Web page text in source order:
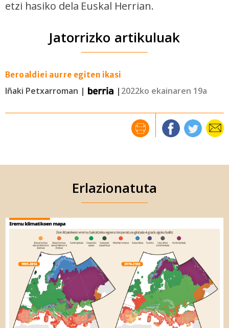
etzi hasiko dela Euskal Herrian.
Jatorrizko artikuluak
Beroaldiei aurre egiten ikasi
Iñaki Petxarroman | | 2022ko ekainaren 19a
Erlazionatuta